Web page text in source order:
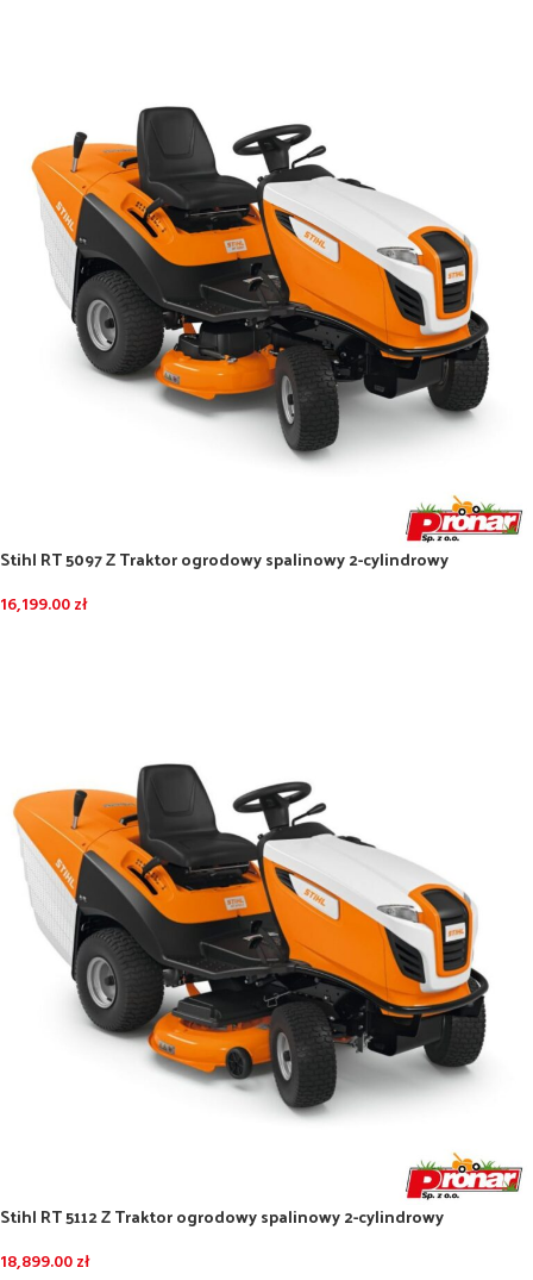
Stihl RT 5097 Z Traktor ogrodowy spalinowy 2-cylindrowy
16,199.00zł
Stihl RT 5112 Z Traktor ogrodowy spalinowy 2-cylindrowy
18,899.00zł